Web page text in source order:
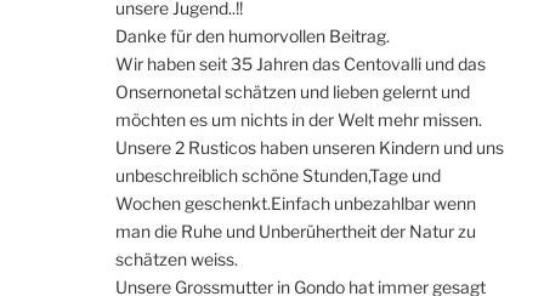
unsere Jugend..!!
Danke für den humorvollen Beitrag.
Wir haben seit 35 Jahren das Centovalli und das
Onsernonetal schätzen und lieben gelernt und
möchten es um nichts in der Welt mehr missen.
Unsere 2 Rusticos haben unseren Kindern und uns
unbeschreiblich schöne Stunden,Tage und
Wochen geschenkt.Einfach unbezahlbar wenn
man die Ruhe und Unberühertheit der Natur zu
schätzen weiss.
Unsere Grossmutter in Gondo hat immer gesagt